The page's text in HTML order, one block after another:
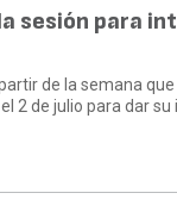
sesión para
de la semana que
2 de julio para dar